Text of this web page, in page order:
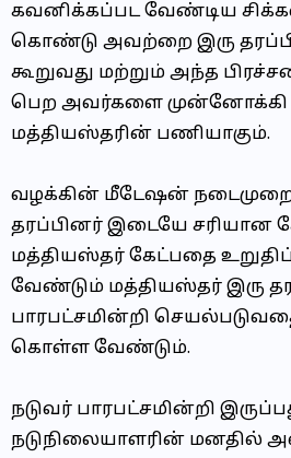
கவனிக்கப்பட வேண்டிய
கொண்டு அவற்றை இரு
கூறுவது மற்றும் அந்த
பெற அவர்களை முன்னோக்கி
மத்தியஸ்தரின் பணியாகும்.
வழக்கின் மீடேஷன்
தரப்பினர் இடையே சரியான
மத்தியஸ்தர் கேட்பதை
வேண்டும் மத்தியஸ்தர் இரு
பாரபட்சமின்றி
கொள்ள வேண்டும்.
நடுவர் பாரபட்சமின்றி
நடுநிலையாளரின் மனதில்